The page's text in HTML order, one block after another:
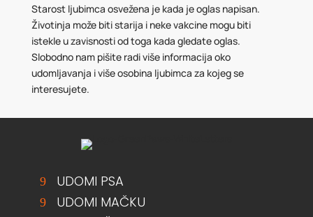
Starost ljubimca osvežena je kada je oglas napisan.
Životinja može biti starija i neke vakcine mogu biti
istekle u zavisnosti od toga kada gledate oglas.
Slobodno nam pišite radi više informacija oko
udomljavanja i više osobina ljubimca za kojeg se
interesujete.
UDOMI PSA
UDOMI MAČKU